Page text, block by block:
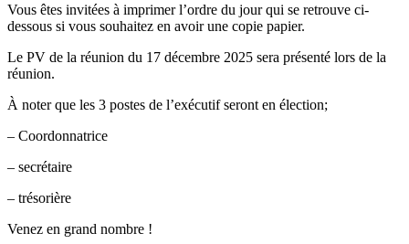
Vous êtes invitées à imprimer l’ordre du jour qui se retrouve ci-
dessous si vous souhaitez en avoir une copie papier.
Le PV de la réunion du 17 décembre 2025 sera présenté lors de la
réunion.
À noter que les 3 postes de l’exécutif seront en élection;
– Coordonnatrice
– secrétaire
– trésorière
Venez en grand nombre !